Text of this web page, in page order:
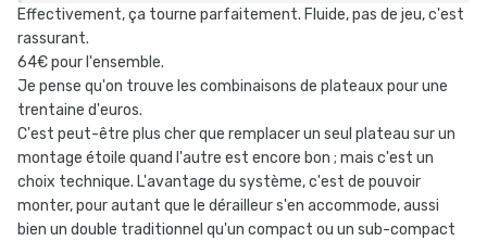
compte son prix et la possibilité de remplacer les plateaux
monobloc pour évaluer le rapport/qualité global.
Combien as-tu payé ?
Effectivement, ça tourne parfaitement. Fluide, pas de jeu, c'est
rassurant.
64€ pour l'ensemble.
Je pense qu'on trouve les combinaisons de plateaux pour une
trentaine d'euros.
C'est peut-être plus cher que remplacer un seul plateau sur un
montage étoile quand l'autre est encore bon ; mais c'est un
choix technique. L'avantage du système, c'est de pouvoir
monter, pour autant que le dérailleur s'en accommode, aussi
bien un double traditionnel qu'un compact ou un sub-compact